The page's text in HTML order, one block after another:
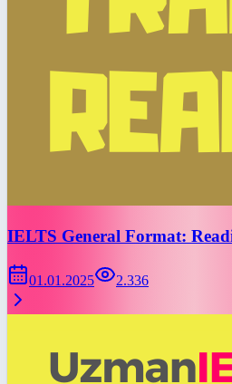
IELTS General Format:
01.01.2025 2.336